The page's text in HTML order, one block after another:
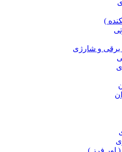
)
برقی و شارژی
اور فرز )